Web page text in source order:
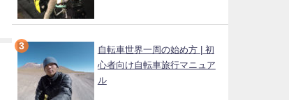
自転車世界一周の始め方 | 初
心者向け自転車旅行マニュア
ル